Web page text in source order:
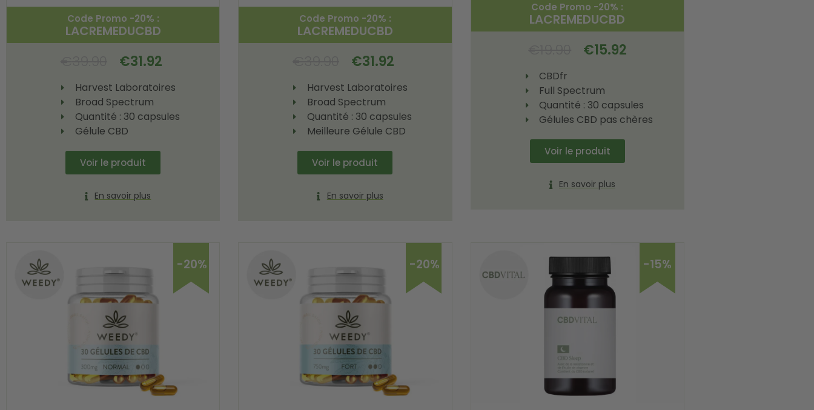
Code Promo -20% :
LACREMEDUCBD
€31.92
Harvest Laboratoires
Broad Spectrum
Quantité : 30 capsules
Gélule CBD
Voir le produit
En savoir plus
Code Promo -20% :
LACREMEDUCBD
€31.92
Harvest Laboratoires
Broad Spectrum
Quantité : 30 capsules
Meilleure Gélule CBD
Voir le produit
En savoir plus
Code Promo -20% :
LACREMEDUCBD
€15.92
CBDfr
Full Spectrum
Quantité : 30 capsules
Gélules CBD pas chères
Voir le produit
En savoir plus
-20% -20% -15%